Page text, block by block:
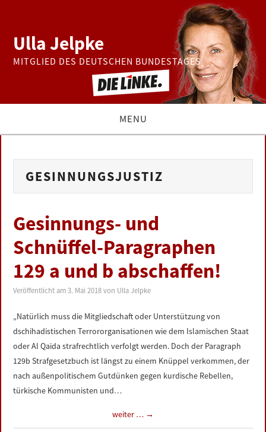
Ulla Jelpke
MITGLIED DES DEUTSCHEN BUNDESTAGES
MENU
BUNDESTAG
ZUR PERSON
LINKS
IMPRESSUM
GESINNUNGSJUSTIZ
Gesinnungs- und
Schnüffel-Paragraphen
129 a und b abschaffen!
Veröffentlicht am3. Mai 2018 von Ulla Jelpke
„Natürlich muss die Mitgliedschaft oder Unterstützung von
dschihadistischen Terrororganisationen wie dem Islamischen Staat
oder Al Qaida strafrechtlich verfolgt werden. Doch der Paragraph
129b Strafgesetzbuch ist längst zu einem Knüppel verkommen, der
nach außenpolitischem Gutdünken gegen kurdische Rebellen,
türkische Kommunisten und…
weiter … →